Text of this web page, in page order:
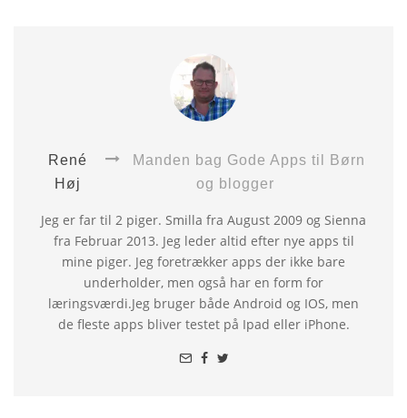
René
Høj
Manden bag Gode Apps til Børn
og blogger
Jeg er far til 2 piger. Smilla fra August 2009 og Sienna
fra Februar 2013. Jeg leder altid efter nye apps til
mine piger. Jeg foretrækker apps der ikke bare
underholder, men også har en form for
læringsværdi.Jeg bruger både Android og IOS, men
de fleste apps bliver testet på Ipad eller iPhone.